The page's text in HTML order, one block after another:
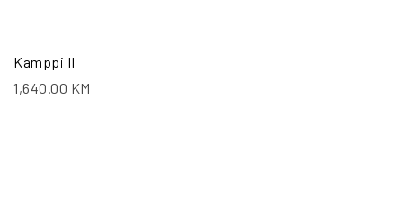
Kamppi II
1,640.00 KM